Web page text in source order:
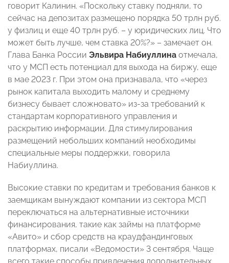
говорит Калинин. «Поскольку ставку подняли, то
сейчас на депозитах размещено порядка 50 трлн руб.
у физлиц и еще 40 трлн руб. – у юридических лиц. Что
может быть лучше, чем ставка 20%?» – замечает он.
Глава Банка России Эльвира Набиуллина отмечала,
что у МСП есть потенциал для выхода на биржу, еще
в мае 2023 г. При этом она признавала, что «через
рынок капитала выходить малому и среднему
бизнесу бывает сложновато» из-за требований к
стандартам корпоративного управления и
раскрытию информации. Для стимулирования
размещений небольших компаний необходимы
специальные меры поддержки, говорила
Набиуллина.
Высокие ставки по кредитам и требования банков к
заемщикам вынуждают компании из сектора МСП
переключаться на альтернативные источники
финансирования, такие как займы на платформе
«Авито» и сбор средств на краудфандинговых
платформах, писали «Ведомости» 3 сентября. Чаще